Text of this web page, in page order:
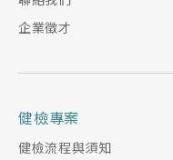
企業徵才
健檢專案
健檢流程與須知